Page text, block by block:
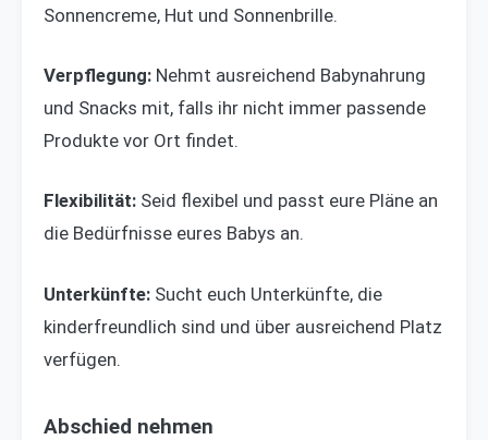
Sonnencreme, Hut und Sonnenbrille.
Verpflegung: Nehmt ausreichend Babynahrung
und Snacks mit, falls ihr nicht immer passende
Produkte vor Ort findet.
Flexibilität: Seid flexibel und passt eure Pläne an
die Bedürfnisse eures Babys an.
Unterkünfte: Sucht euch Unterkünfte, die
kinderfreundlich sind und über ausreichend Platz
verfügen.
Abschied nehmen